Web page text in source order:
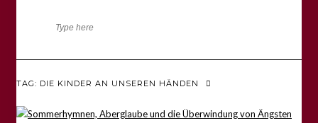
TAG: DIE KINDER AN UNSEREN HÄNDEN